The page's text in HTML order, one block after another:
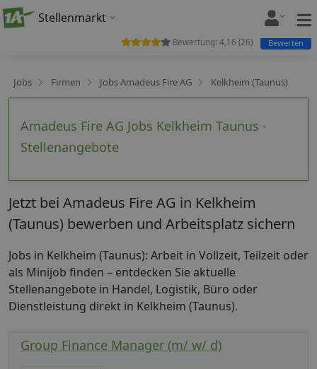
Stellenmarkt
Jobs Firmen Jobs Amadeus Fire AG Kelkheim (Taunus)
Amadeus Fire AG Jobs Kelkheim Taunus -
Stellenangebote
Bewertung: 4,16 (26) Bewerten
Jetzt bei Amadeus Fire AG in Kelkheim
(Taunus) bewerben und Arbeitsplatz sichern
Jobs in Kelkheim (Taunus): Arbeit in Vollzeit, Teilzeit oder
als Minijob finden – entdecken Sie aktuelle
Stellenangebote in Handel, Logistik, Büro oder
Dienstleistung direkt in Kelkheim (Taunus).
Group Finance Manager (m/ w/ d)